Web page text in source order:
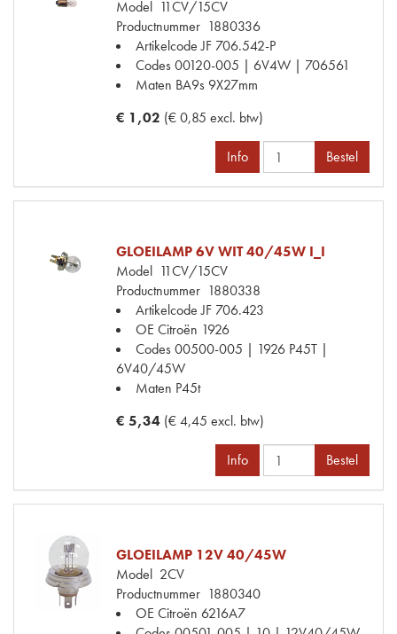
Model 11CV/15CV
Productnummer 1880336
Artikelcode JF 706.542-P
Codes00120-005 | 6V4W | 706561
Maten BA9s 9X27mm
€ 1,02 (€ 0,85 excl. btw)
Info Bestel
GLOEILAMP 6V WIT 40/45W I_I
Model 11CV/15CV
Productnummer 1880338
Artikelcode JF 706.423
OE Citroën 1926
Codes00500-005 | 1926 P45T |
6V40/45W
Maten P45t
€ 5,34 (€ 4,45 excl. btw)
Info Bestel
GLOEILAMP 12V 40/45W
Model 2CV
Productnummer 1880340
OE Citroën 6216A7